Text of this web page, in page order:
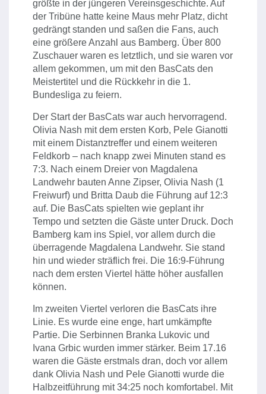
größte in der jüngeren Vereinsgeschichte. Auf
der Tribüne hatte keine Maus mehr Platz, dicht
gedrängt standen und saßen die Fans, auch
eine größere Anzahl aus Bamberg. Über 800
Zuschauer waren es letztlich, und sie waren vor
allem gekommen, um mit den BasCats den
Meistertitel und die Rückkehr in die 1.
Bundesliga zu feiern.
Der Start der BasCats war auch hervorragend.
Olivia Nash mit dem ersten Korb, Pele Gianotti
mit einem Distanztreffer und einem weiteren
Feldkorb – nach knapp zwei Minuten stand es
7:3. Nach einem Dreier von Magdalena
Landwehr bauten Anne Zipser, Olivia Nash (1
Freiwurf) und Britta Daub die Führung auf 12:3
auf. Die BasCats spielten wie geplant ihr
Tempo und setzten die Gäste unter Druck. Doch
Bamberg kam ins Spiel, vor allem durch die
überragende Magdalena Landwehr. Sie stand
hin und wieder sträflich frei. Die 16:9-Führung
nach dem ersten Viertel hätte höher ausfallen
können.
Im zweiten Viertel verloren die BasCats ihre
Linie. Es wurde eine enge, hart umkämpfte
Partie. Die Serbinnen Branka Lukovic und
Ivana Grbic wurden immer stärker. Beim 17.16
waren die Gäste erstmals dran, doch vor allem
dank Olivia Nash und Pele Gianotti wurde die
Halbzeitführung mit 34:25 noch komfortabel. Mit